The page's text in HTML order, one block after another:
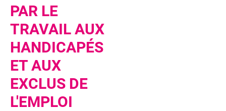
PAR LE
TRAVAIL AUX
HANDICAPÉS
ET AUX
EXCLUS DE
L'EMPLOI